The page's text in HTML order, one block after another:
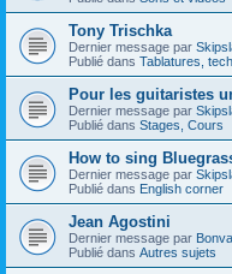
Tony Trischka
Dernier message par
Publié dans Tablatures,
Pour les guitaristes
Dernier message par
Publié dans Stages, Cours
How to sing
Dernier message par
Publié dans English corner
Jean Agostini
Dernier message par
Publié dans Autres sujets